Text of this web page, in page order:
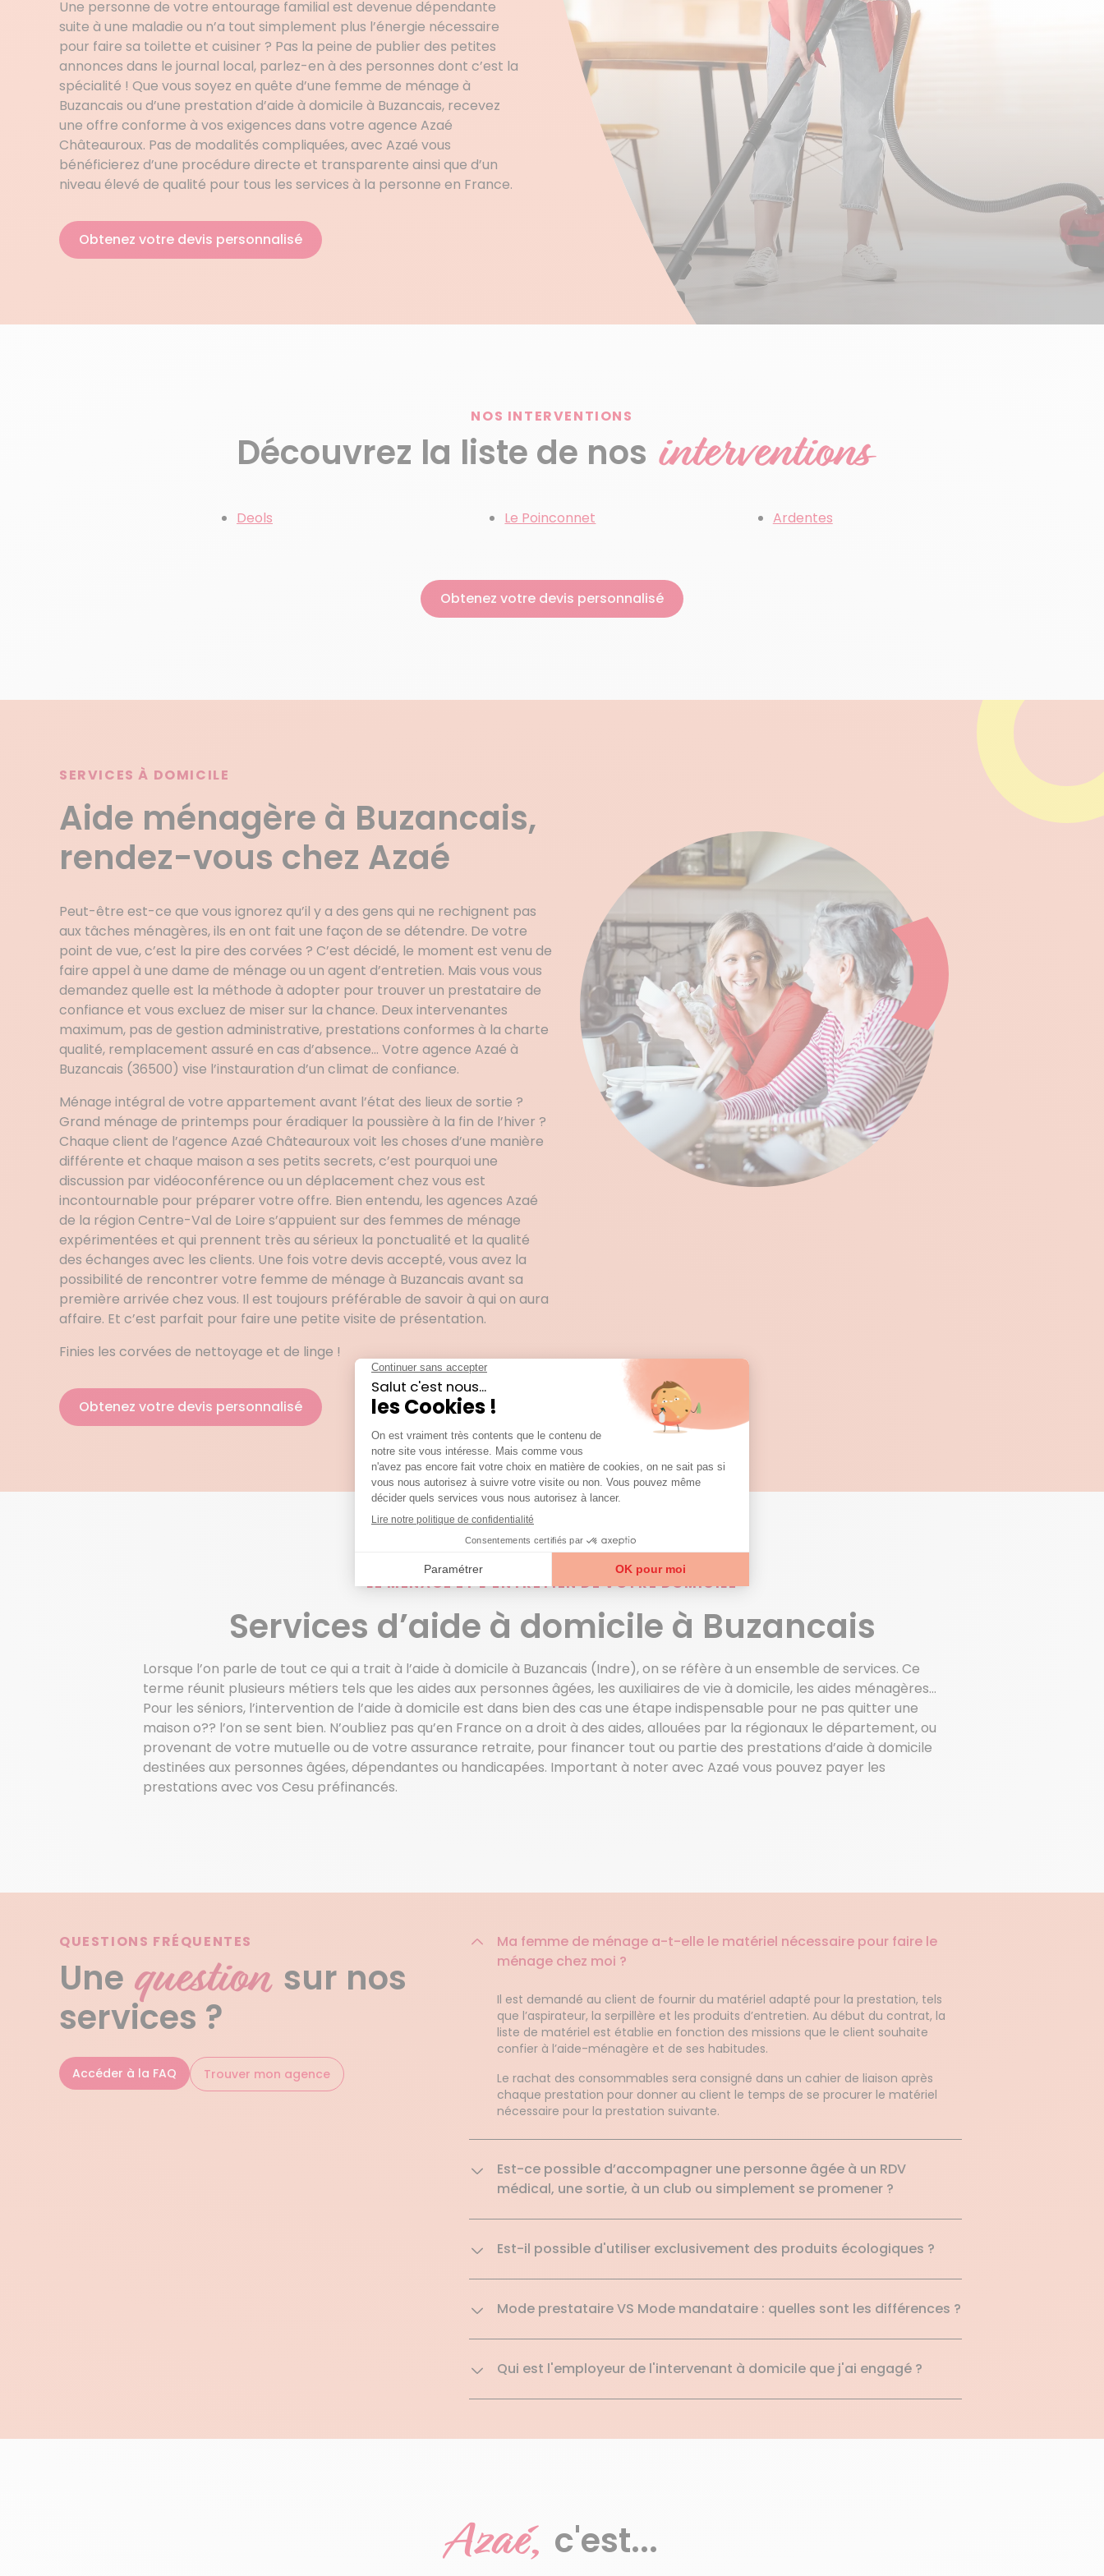
Une personne de votre entourage familial est devenue dépendante
suite à une maladie ou n’a tout simplement plus l’énergie nécessaire
pour faire sa toilette et cuisiner ? Pas la peine de publier des petites
annonces dans le journal local, parlez-en à des personnes dont c’est la
spécialité ! Que vous soyez en quête d’une femme de ménage à
Buzancais ou d’une prestation d’aide à domicile à Buzancais, recevez
une offre conforme à vos exigences dans votre agence Azaé
Châteauroux. Pas de modalités compliquées, avec Azaé vous
bénéficierez d’une procédure directe et transparente ainsi que d’un
niveau élevé de qualité pour tous les services à la personne en France.
Obtenez votre devis personnalisé
NOS INTERVENTIONS
Découvrez la liste de nos interventions
Deols Le Poinconnet Ardentes
Obtenez votre devis personnalisé
SERVICES À DOMICILE
Aide ménagère à Buzancais,
rendez-vous chez Azaé
Peut-être est-ce que vous ignorez qu’il y a des gens qui ne rechignent pas
aux tâches ménagères, ils en ont fait une façon de se détendre. De votre
point de vue, c’est la pire des corvées ? C’est décidé, le moment est venu de
faire appel à une dame de ménage ou un agent d’entretien. Mais vous vous
demandez quelle est la méthode à adopter pour trouver un prestataire de
confiance et vous excluez de miser sur la chance. Deux intervenantes
maximum, pas de gestion administrative, prestations conformes à la charte
qualité, remplacement assuré en cas d’absence… Votre agence Azaé à
Buzancais (36500) vise l’instauration d’un climat de confiance.
Ménage intégral de votre appartement avant l’état des lieux de sortie ?
Grand ménage de printemps pour éradiquer la poussière à la fin de l’hiver ?
Chaque client de l’agence Azaé Châteauroux voit les choses d’une manière
différente et chaque maison a ses petits secrets, c’est pourquoi une
discussion par vidéoconférence ou un déplacement chez vous est
incontournable pour préparer votre offre. Bien entendu, les agences Azaé
de la région Centre-Val de Loire s’appuient sur des femmes de ménage
expérimentées et qui prennent très au sérieux la ponctualité et la qualité
des échanges avec les clients. Une fois votre devis accepté, vous avez la
possibilité de rencontrer votre femme de ménage à Buzancais avant sa
première arrivée chez vous. Il est toujours préférable de savoir à qui on aura
affaire. Et c’est parfait pour faire une petite visite de présentation.
Finies les corvées de nettoyage et de linge !
Obtenez votre devis personnalisé
LE MÉNAGE ET L’ENTRETIEN DE VOTRE DOMICILE
Services d’aide à domicile à Buzancais
Lorsque l’on parle de tout ce qui a trait à l’aide à domicile à Buzancais (Indre), on se réfère à un ensemble de services. Ce
terme réunit plusieurs métiers tels que les aides aux personnes âgées, les auxiliaires de vie à domicile, les aides ménagères…
Pour les séniors, l’intervention de l’aide à domicile est dans bien des cas une étape indispensable pour ne pas quitter une
maison o?? l’on se sent bien. N’oubliez pas qu’en France on a droit à des aides, allouées par la régionaux le département, ou
provenant de votre mutuelle ou de votre assurance retraite, pour financer tout ou partie des prestations d’aide à domicile
destinées aux personnes âgées, dépendantes ou handicapées. Important à noter avec Azaé vous pouvez payer les
prestations avec vos Cesu préfinancés.
QUESTIONS FRÉQUENTES
Une question sur nos
services ?
Accéder à la FAQ Trouver mon agence
Ma femme de ménage a-t-elle le matériel nécessaire pour faire le
ménage chez moi ?
Il est demandé au client de fournir du matériel adapté pour la prestation, tels
que l’aspirateur, la serpillère et les produits d’entretien. Au début du contrat, la
liste de matériel est établie en fonction des missions que le client souhaite
confier à l’aide-ménagère et de ses habitudes.
Le rachat des consommables sera consigné dans un cahier de liaison après
chaque prestation pour donner au client le temps de se procurer le matériel
nécessaire pour la prestation suivante.
Est-ce possible d’accompagner une personne âgée à un RDV
médical, une sortie, à un club ou simplement se promener ?
Est-il possible d'utiliser exclusivement des produits écologiques ?
Mode prestataire VS Mode mandataire : quelles sont les différences ?
Qui est l'employeur de l'intervenant à domicile que j'ai engagé ?
Azaé, c'est...